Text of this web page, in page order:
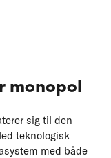
monopol
sig til den
teknologisk
med både